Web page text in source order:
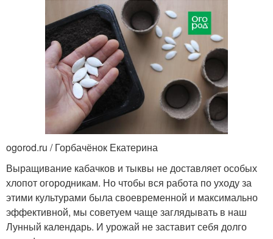
ogorod.ru / Горбачёнок Екатерина
Выращивание кабачков и тыквы не доставляет особых
хлопот огородникам. Но чтобы вся работа по уходу за
этими культурами была своевременной и максимально
эффективной, мы советуем чаще заглядывать в наш
Лунный календарь. И урожай не заставит себя долго